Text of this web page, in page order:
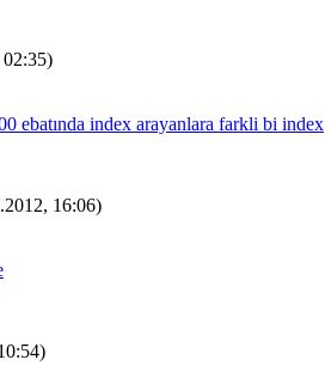
ebatında index arayanlara farkli bi index
16:06)